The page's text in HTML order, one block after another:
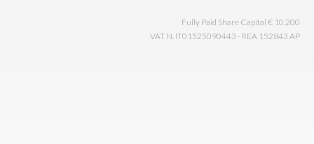
Fully Paid Share Capital € 10.200
VAT N. IT01525090443 - REA 152843 AP